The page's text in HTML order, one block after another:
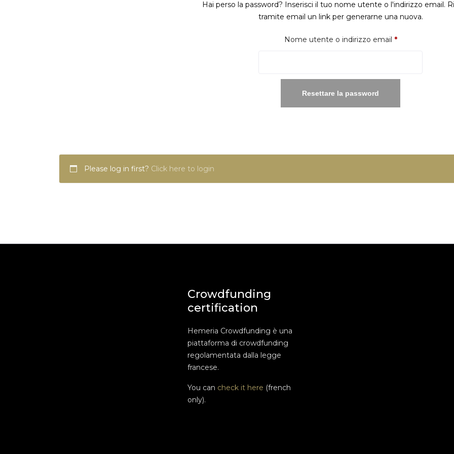
Hai perso la password? Inserisci il tuo nome utente o l'indirizzo email.
tramite email un link per generarne una nuova.
Nome utente o indirizzo email *Richiesto
Resettare la password
Please log in first? Click here to login
Crowdfunding
certification
Hemeria Crowdfunding è una
piattaforma di crowdfunding
regolamentata dalla legge
francese.
You can check it here (french
only).